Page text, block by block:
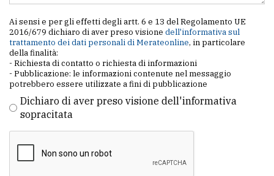
Ai sensi e per gli effetti degli artt. 6 e 13 del Regolamento UE
2016/679 dichiaro di aver preso visione dell'informativa sul
trattamento dei dati personali di Merateonline, in particolare
della finalità:
- Richiesta di contatto o richiesta di informazioni
- Pubblicazione: le informazioni contenute nel messaggio
potrebbero essere utilizzate a fini di pubblicazione
Dichiaro di aver preso visione dell'informativa
sopracitata